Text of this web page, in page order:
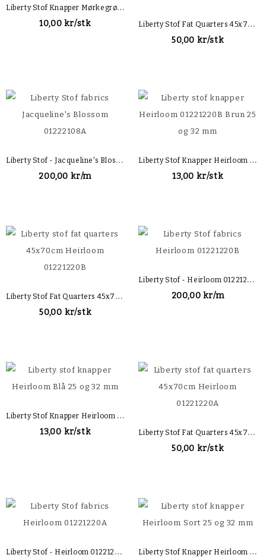
L
Iberty Stof Knapper Mørkegrønne Jacqueline's Blossom 01222108A
10,00 kr/stk L
Iberty Stof Fat Quarters 45x70cm Liberty Stof - Jacqueline's Blossom 01222108A
50,00 kr/stk
L
Iberty Stof - Jacqueline's Blossom 01222108A
200,00 kr/m
L
Iberty Stof Knapper Heirloom 01221220B Brun
13,00 kr/stk
L
Iberty Stof Fat Quarters 45x70cm Heirloom 01221220B
50,00 kr/stk
L
Iberty Stof - Heirloom 01221220B
200,00 kr/m
L
Iberty Stof Knapper Heirloom Blå
13,00 kr/stk L
Iberty Stof Fat Quarters 45x70cm Heirloom 01221220A
50,00 kr/stk
L
Iberty Stof - Heirloom 01221220A L
Iberty Stof Knapper Heirloom Sort